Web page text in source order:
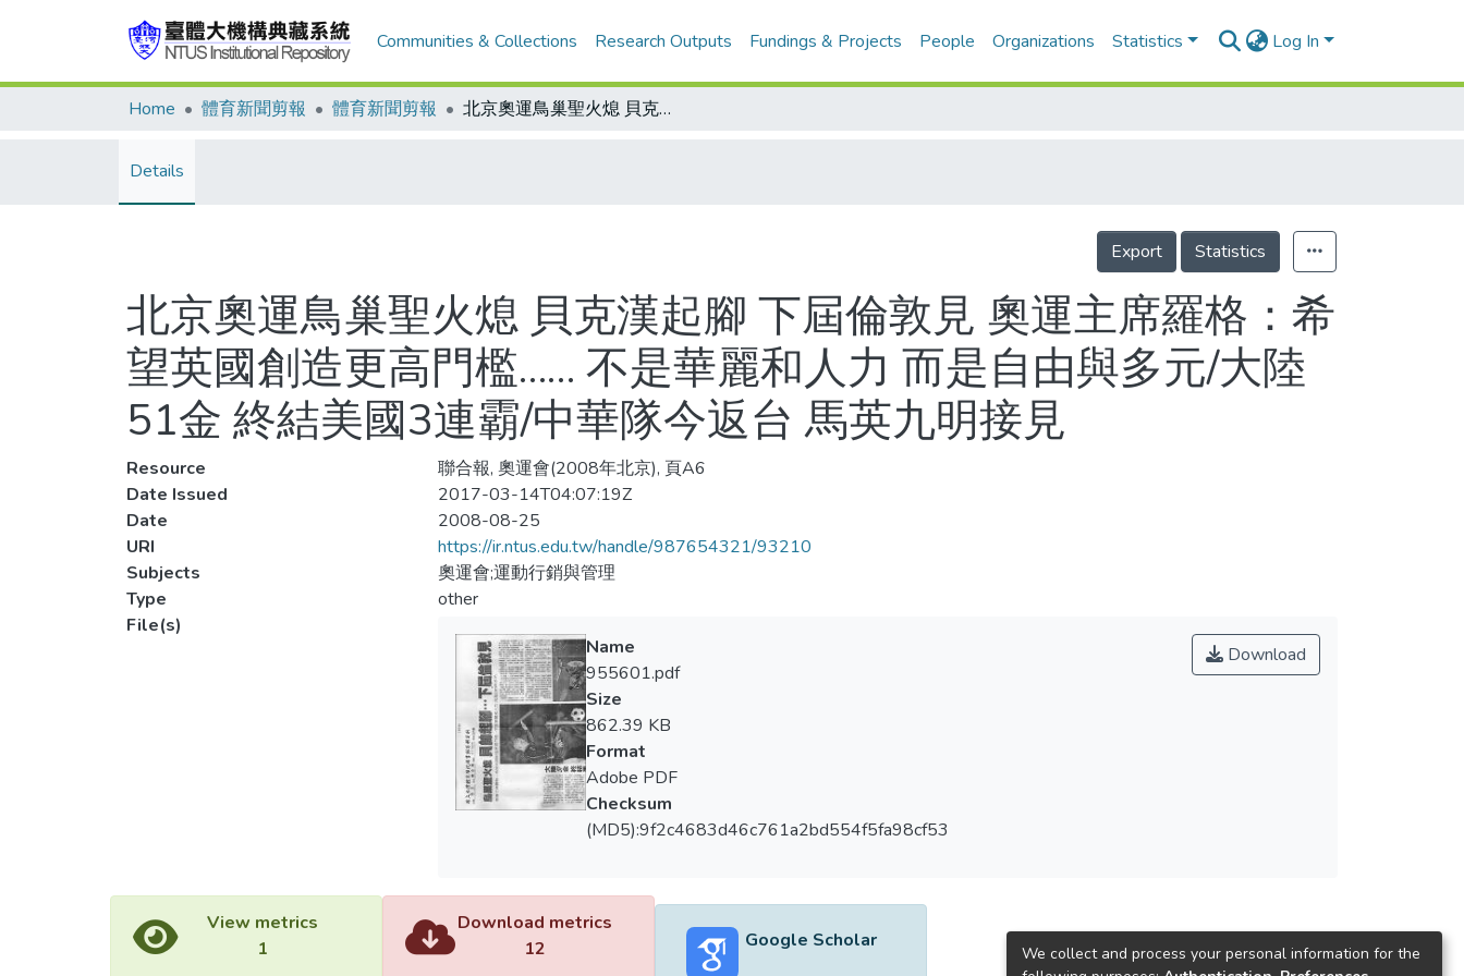
Communities & Collections Research Outputs Fundings & Projects People Organizations Statistics Log In
Home 體育新聞剪報 體育新聞剪報 北京奧運鳥巢聖火熄 貝克漢起腳 下屆倫敦見 奧運主席羅格：希望英國創造更高門檻…… 不是華麗和人力 而是自由與多元/大陸51金 終結美國3連霸/中華隊今返台 馬英九明接見
Details
Export Statistics
北京奧運鳥巢聖火熄 貝克漢起腳 下屆倫敦見 奧運主席羅格：希
望英國創造更高門檻…… 不是華麗和人力 而是自由與多元/大陸
51金 終結美國3連霸/中華隊今返台 馬英九明接見
Resource
聯合報, 奧運會(2008年北京), 頁A6
Date Issued
2017-03-14T04:07:19Z
Date
2008-08-25
URI
https://ir.ntus.edu.tw/handle/987654321/93210
Subjects
奧運會;運動行銷與管理
Type
other
File(s)
Download
Name
955601.pdf
Size
862.39 KB
Format
Adobe PDF
Checksum
(MD5):9f2c4683d46c761a2bd554f5fa98cf53
View metrics
1
Download metrics
12
Google Scholar
We collect and process your personal information for the